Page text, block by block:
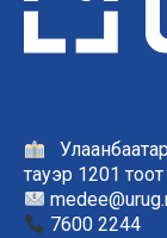
тауэр 1201 тоот
7600 2244